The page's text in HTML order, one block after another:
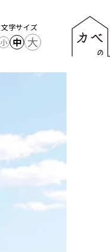
文字サイズ
小
中 大